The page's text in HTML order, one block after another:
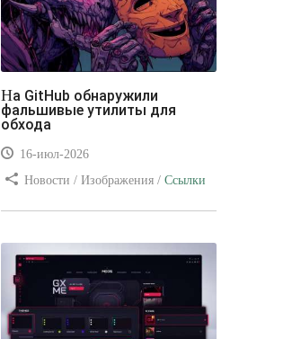
На GitHub обнаружили
фальшивые утилиты для
обхода
16-июл-2026
Новости / Изображения / Ссылки